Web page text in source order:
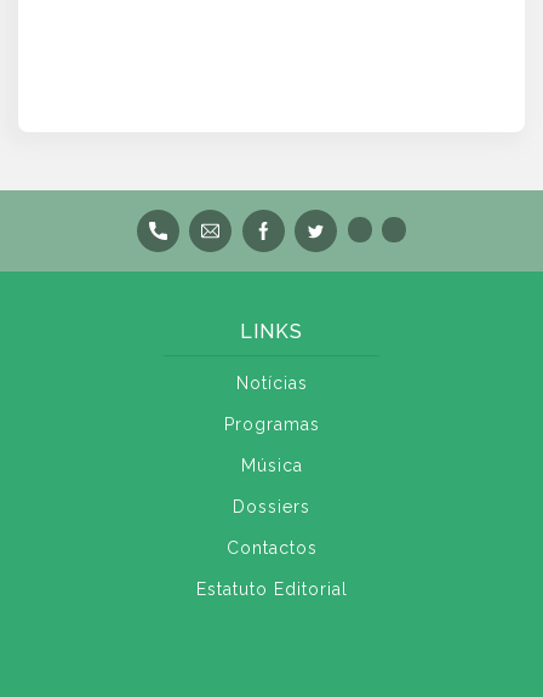
LINKS
Notícias
Programas
Música
Dossiers
Contactos
Estatuto Editorial